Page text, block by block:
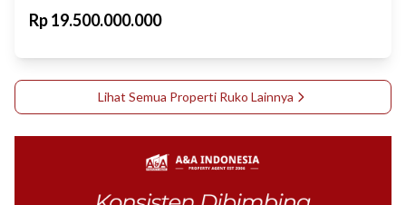
Rp19.500.000.000
Lihat Semua Properti Ruko Lainnya